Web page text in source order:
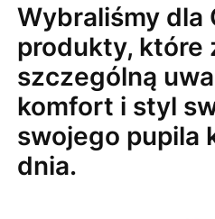
Wybraliśmy dla
produkty, które
szczególną
komfort i styl
swojego pupila
dnia.